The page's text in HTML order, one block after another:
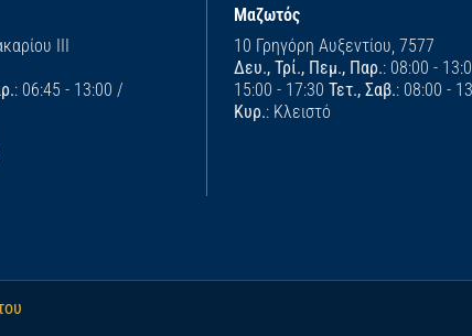
ΙΙΙ
: 06:45 - 13:00 /
Μαζωτός
10 Γρηγόρη Αυξεντίου, 7577
Δευ., Τρί., Πεμ., Παρ.: 08:00 -
15:00 - 17:30 Τετ., Σαβ.: 08:00 -
Κυρ.: Κλειστό